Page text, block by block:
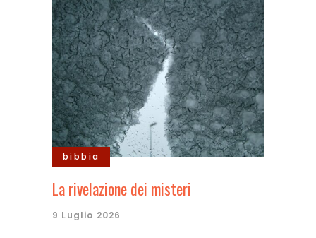
bibbia
La rivelazione dei misteri
9 Luglio 2026